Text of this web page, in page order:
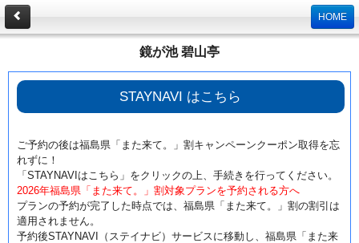
HOME
鏡が池 碧山亭
STAYNAVI はこちら
ご予約の後は福島県「また来て。」割キャンペーンクーポン取得を忘
れずに！
「STAYNAVIはこちら」をクリックの上、手続きを行ってください。
2026年福島県「また来て。」割対象プランを予約される方へ
プランの予約が完了した時点では、福島県「また来て。」割の割引は
適用されません。
予約後STAYNAVI（ステイナビ）サービスに移動し、福島県「また来